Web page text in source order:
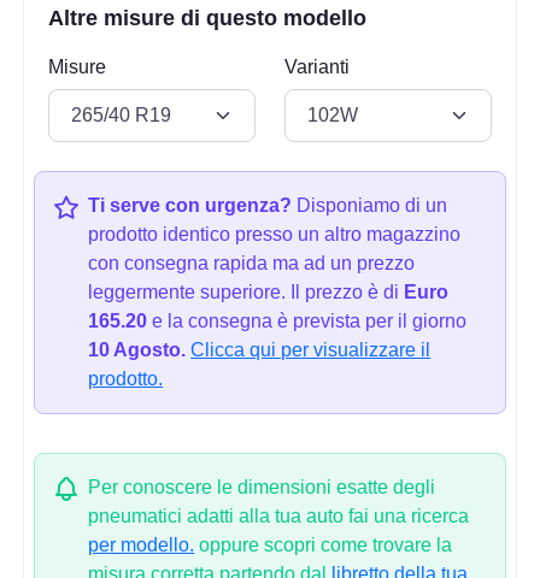
Altre misure di questo modello
Misure Varianti
Ti serve con urgenza? Disponiamo di un
prodotto identico presso un altro magazzino
con consegna rapida ma ad un prezzo
leggermente superiore. Il prezzo è di Euro
165.20 e la consegna è prevista per il giorno
10 Agosto. Clicca qui per visualizzare il
prodotto.
Per conoscere le dimensioni esatte degli
pneumatici adatti alla tua auto fai una ricerca
per modello. oppure scopri come trovare la
misura corretta partendo dal
libretto della tua